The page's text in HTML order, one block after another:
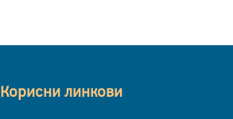
Корисни линкови